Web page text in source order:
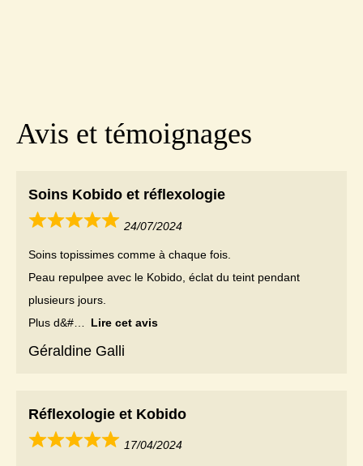
Avis et témoignages
Soins Kobido et réflexologie
24/07/2024
Soins topissimes comme à chaque fois.
Peau repulpee avec le Kobido, éclat du teint pendant
plusieurs jours.
Plus d&#
Lire cet avis
Géraldine Galli
Réflexologie et Kobido
17/04/2024